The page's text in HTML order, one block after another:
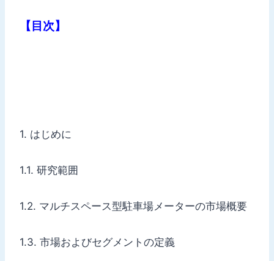
【目次】
1. はじめに
1.1. 研究範囲
1.2. マルチスペース型駐車場メーターの市場概要
1.3. 市場およびセグメントの定義